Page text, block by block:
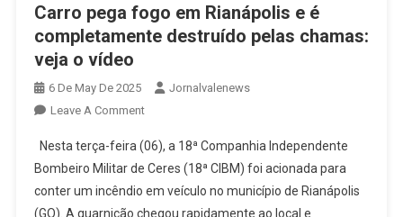
Carro pega fogo em Rianápolis e é
completamente destruído pelas chamas:
veja o vídeo
6 De May De 2025
Jornalvalenews
Leave A CommentOn
Pega
Fogo
Em
Rianápolis
Nesta terça-feira (06), a 18ª Companhia Independente
Bombeiro Militar de Ceres (18ª CIBM) foi acionada para
conter um incêndio em veículo no município de Rianápolis
(GO). A guarnição chegou rapidamente ao local e